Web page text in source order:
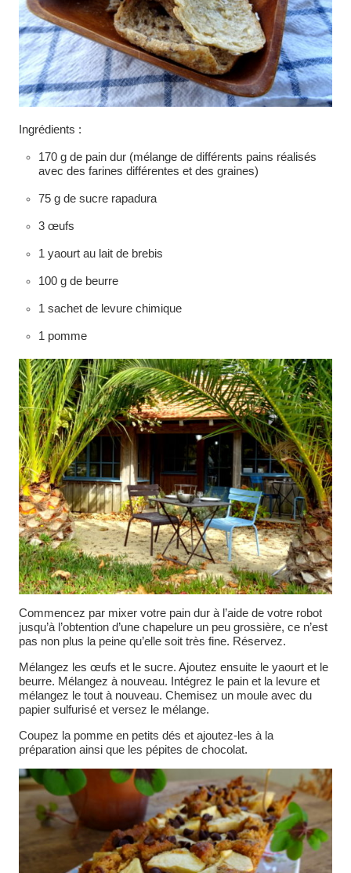
Ingrédients :
170 g de pain dur (mélange de différents pains réalisés
avec des farines différentes et des graines)
75 g de sucre rapadura
3 œufs
1 yaourt au lait de brebis
100 g de beurre
1 sachet de levure chimique
1 pomme
Commencez par mixer votre pain dur à l’aide de votre robot
jusqu’à l’obtention d’une chapelure un peu grossière, ce n’est
pas non plus la peine qu’elle soit très fine. Réservez.
Mélangez les œufs et le sucre. Ajoutez ensuite le yaourt et le
beurre. Mélangez à nouveau. Intégrez le pain et la levure et
mélangez le tout à nouveau. Chemisez un moule avec du
papier sulfurisé et versez le mélange.
Coupez la pomme en petits dés et ajoutez-les à la
préparation ainsi que les pépites de chocolat.